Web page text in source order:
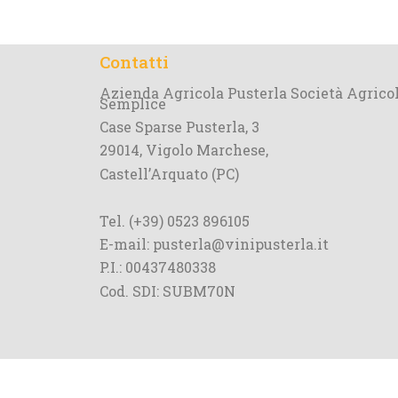
Contatti
Azienda Agricola Pusterla Società
Semplice
Case Sparse Pusterla, 3
29014, Vigolo Marchese,
Castell’Arquato (PC)
Tel. (+39) 0523 896105
E-mail: pusterla@vinipusterla.it
P.I.: 00437480338
Cod. SDI: SUBM70N